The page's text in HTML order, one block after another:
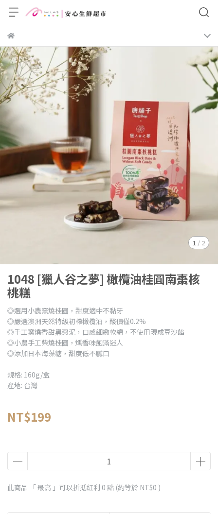
1 / 2
1048 [獵人谷之夢] 橄欖油桂圓南棗核
桃糕
◎選用小農窯燒桂圓，甜度適中不黏牙
◎嚴選澳洲天然特級初榨橄欖油，酸價僅0.2%
◎手工窯燒香甜黑棗泥，口感細緻軟綿，不使用現成豆沙餡
◎小農手工柴燒桂圓，燻香味飽滿迷人
◎添加日本海藻糖，甜度低不膩口
規格: 160g/盒
產地: 台灣
NT$199
此商品 「 最高 」可以折抵紅利 0 點 (約等於 NT$0 )